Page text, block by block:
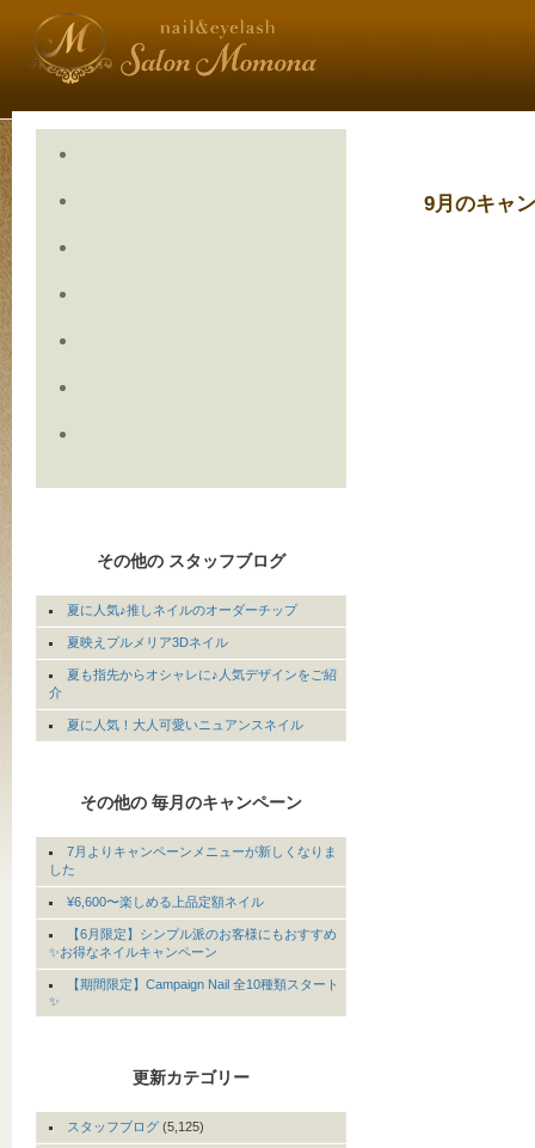
9月のキャ
その他の スタッフブログ
夏に人気♪推しネイルのオーダーチップ
夏映えプルメリア3Dネイル
夏も指先からオシャレに♪人気デザインをご紹
介
夏に人気！大人可愛いニュアンスネイル
その他の 毎月のキャンペーン
7月よりキャンペーンメニューが新しくなりま
した
¥6,600〜楽しめる上品定額ネイル
【6月限定】シンプル派のお客様にもおすすめ
✨お得なネイルキャンペーン
【期間限定】Campaign Nail 全10種類スタート
✨
更新カテゴリー
スタッフブログ (5,125)